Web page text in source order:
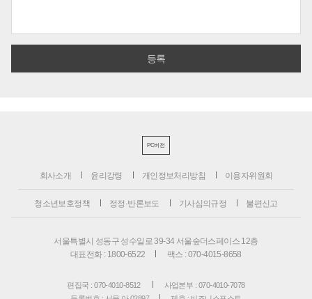
PC버전
회사소개 윤리강령 개인정보처리방침 이용자위원회
청소년보호정책 정정·반론보도 기사심의규정 불편신고
서울특별시 성동구 성수일로 39-34 서울숲더스페이스 12층
대표전화 : 1800-6522
팩스 : 070-4015-8658
편집국 : 070-4010-8512
사업본부 : 070-4010-7078